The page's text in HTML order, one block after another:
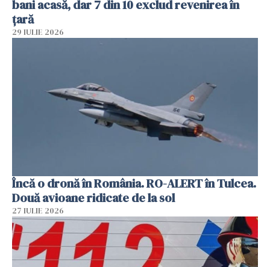
bani acasă, dar 7 din 10 exclud revenirea în
țară
29 IULIE 2026
Încă o dronă în România. RO-ALERT în Tulcea.
Două avioane ridicate de la sol
27 IULIE 2026